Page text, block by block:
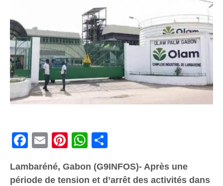
Facebook
Email PinterestWhatsApp
Lambaréné, Gabon (G9INFOS)- Après une
période de tension et d’arrêt des activités dans